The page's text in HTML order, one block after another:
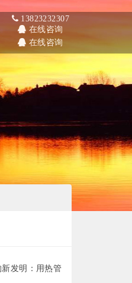
13823232307
在线咨询
在线咨询
发明：用热管